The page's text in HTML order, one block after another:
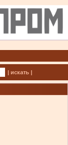
| искать |